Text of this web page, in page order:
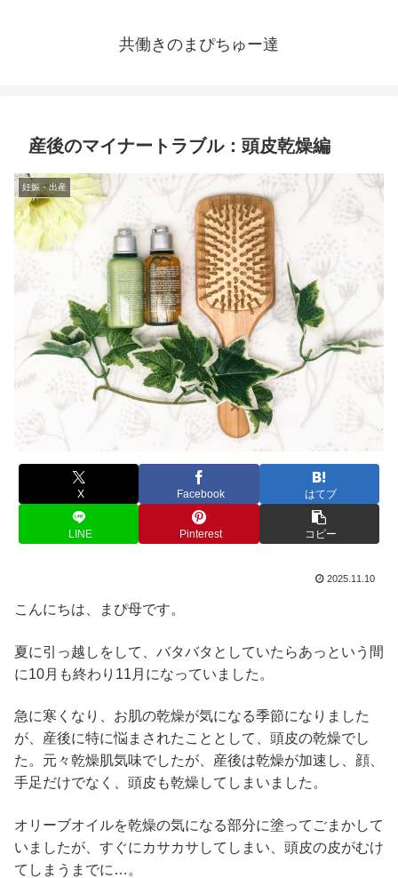
共働きのまぴちゅー達
産後のマイナートラブル：頭皮乾燥編
妊娠・出産
X Facebook はてブ
LINE Pinterest コピー
2025.11.10
こんにちは、まぴ母です。
夏に引っ越しをして、バタバタとしていたらあっという間
に10月も終わり11月になっていました。
急に寒くなり、お肌の乾燥が気になる季節になりました
が、産後に特に悩まされたこととして、頭皮の乾燥でし
た。元々乾燥肌気味でしたが、産後は乾燥が加速し、顔、
手足だけでなく、頭皮も乾燥してしまいました。
オリーブオイルを乾燥の気になる部分に塗ってごまかして
いましたが、すぐにカサカサしてしまい、頭皮の皮がむけ
てしまうまでに…。